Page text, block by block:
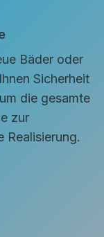
Bäder oder
Sicherheit
die gesamte
zur
Realisierung.